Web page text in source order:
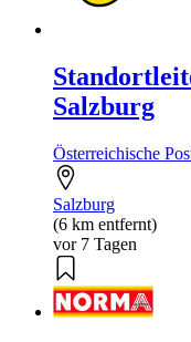
Salzburg
Österreichische
Salzburg
(6 km entfernt)
vor 7 Tagen